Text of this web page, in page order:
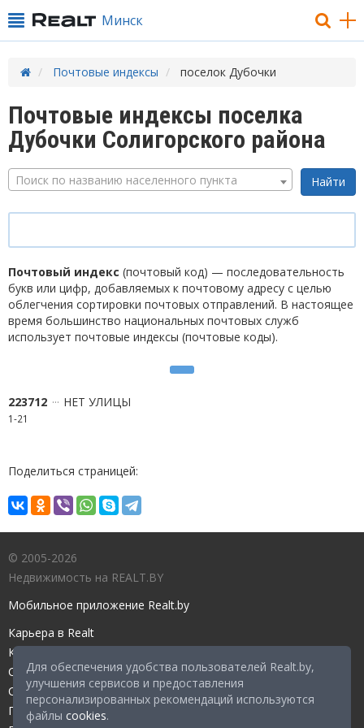
Для обеспечения удобства пользователей Realt.by,
улучшения сервисов и предоставления
персонализированных рекомендаций используются
файлы cookies.
Минск
Почтовые индексы поселок Дубочки
Почтовые индексы поселка
Дубочки Солигорского района
Поиск по названию населенного пункта
Почтовый индекс (почтовый код) — последовательность
букв или цифр, добавляемых к почтовому адресу с целью
облегчения сортировки почтовых отправлений. В настоящее
время большинство национальных почтовых служб
использует почтовые индексы (почтовые коды).
223712 НЕТ УЛИЦЫ
1-21
Поделиться страницей:
© 2005-2026
Недвижимость на REALT.BY
Мобильное приложение Realt.by
Карьера в Realt
Контакты редакции
Справочный центр
Служба поддержки
Прейскурант